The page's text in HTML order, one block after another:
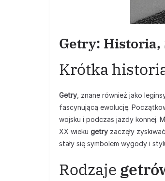
Getry: Historia,
Krótka
Getry , znane również jako
fascynującą ewolucję.
wojsku i podczas jazdy konnej.
XX wieku getry zaczęły
stały się symbolem wygody i
Rodzaje